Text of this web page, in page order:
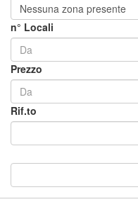
Nessuna zona presente
n° Locali
Prezzo
Rif.to